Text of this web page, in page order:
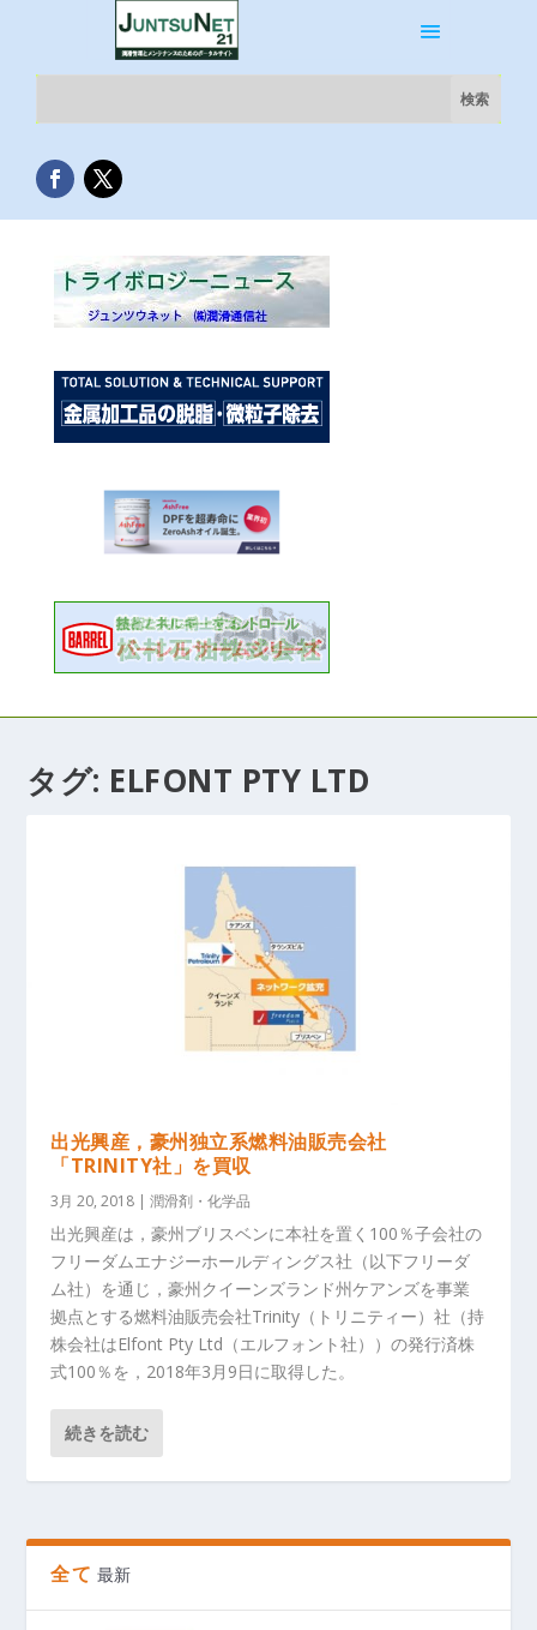
タグ: ELFONT PTY LTD
出光興産，豪州独立系燃料油販売会社
「TRINITY社」を買収
3月 20, 2018 |潤滑剤・化学品
出光興産は，豪州ブリスベンに本社を置く100％子会社の
フリーダムエナジーホールディングス社（以下フリーダ
ム社）を通じ，豪州クイーンズランド州ケアンズを事業
拠点とする燃料油販売会社Trinity（トリニティー）社（持
株会社はElfont Pty Ltd（エルフォント社））の発行済株
式100％を，2018年3月9日に取得した。
続きを読む
全て 最新